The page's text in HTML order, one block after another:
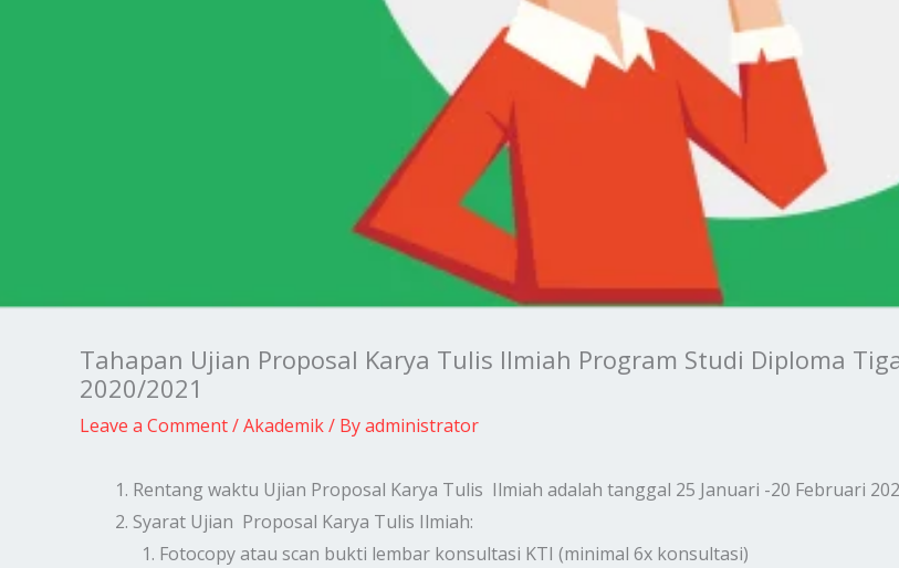
Tahapan Ujian Proposal Karya Tulis Ilmiah Program Studi Diploma
2020/2021
Leave a Comment/Akademik/ Byadministrator
Rentang waktu Ujian Proposal Karya Tulis Ilmiah adalah tanggal 25 Januari -20 Februari
Syarat Ujian Proposal Karya Tulis Ilmiah:
Fotocopy atau scan bukti lembar konsultasi KTI (minimal 6x konsultasi)